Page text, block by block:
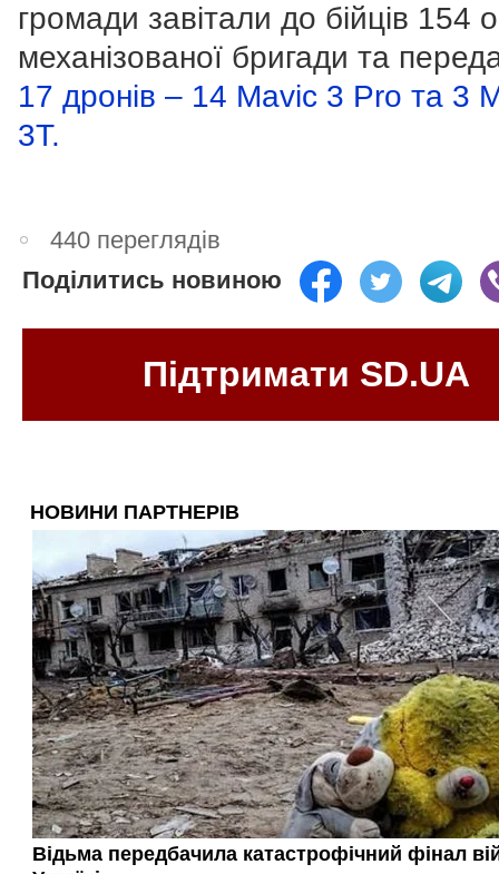
громади завітали до бійців 154
механізованої бригади та
17 дронів – 14 Mavic 3 Pro та 3
3T.
440 переглядів
Поділитись новиною
Підтримати SD.UA